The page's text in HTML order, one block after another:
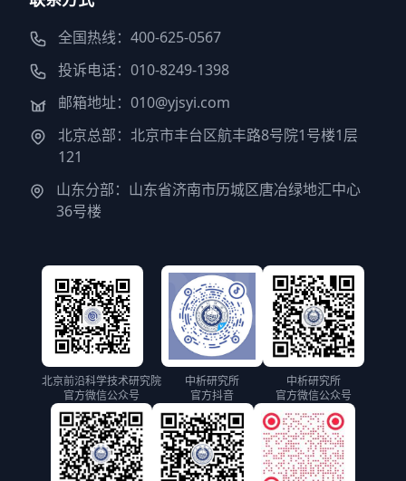
全国热线：400-625-0567
投诉电话：010-8249-1398
邮箱地址：010@yjsyi.com
北京总部：北京市丰台区航丰路8号院1号楼1层
121
山东分部：山东省济南市历城区唐冶绿地汇中心
36号楼
北京前沿科学技术研究院
官方微信公众号
中析研究所
官方抖音
中析研究所
官方微信公众号